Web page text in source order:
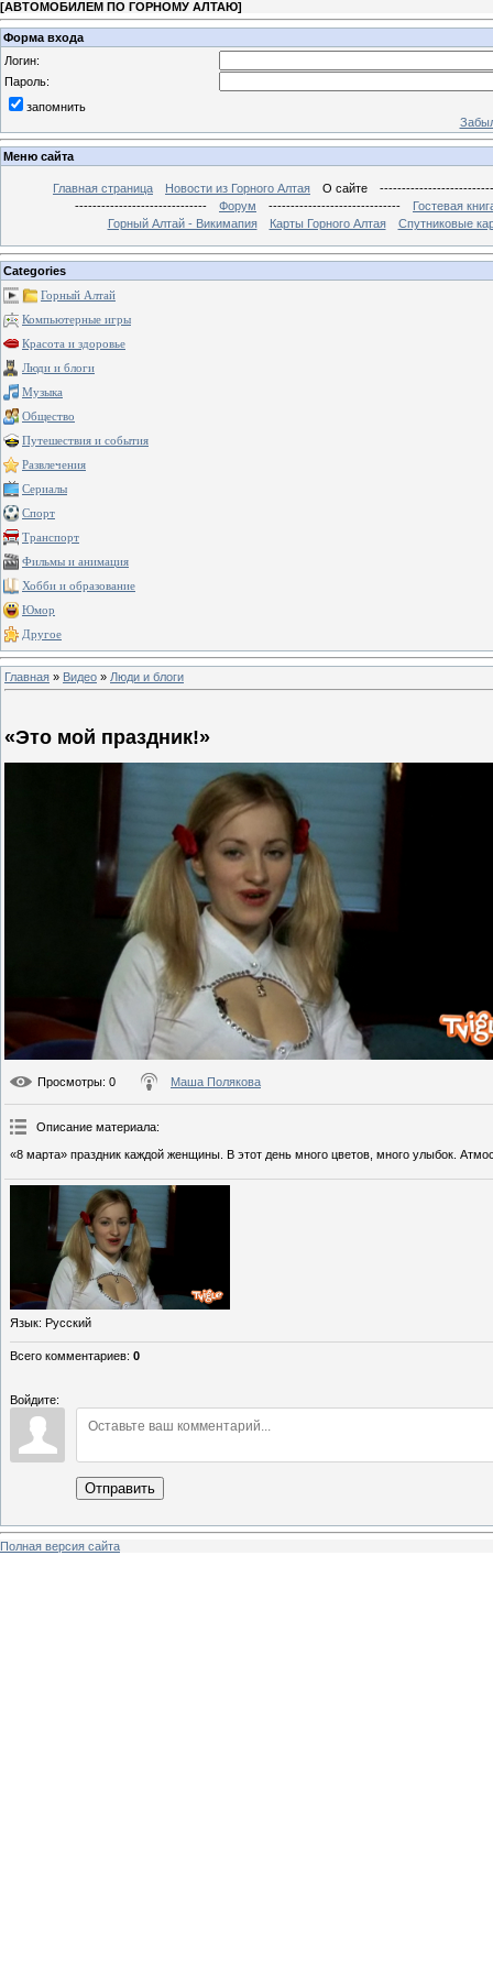
[АВТОМОБИЛЕМ ПО ГОРНОМУ АЛТАЮ]
Форма входа
Логин:
Пароль:
запомнить
Меню сайта
Главная страница Новости из Горного Алтая О сайте
------------------------------
Форум ------------------------------
Гостевая
Горный Алтай - Викимапия
Карты Горного Алтая Спутниковые
Categories
Горный Алтай
Компьютерные игры
Красота и здоровье
Люди и блоги
Музыка
Общество
Путешествия и события
Развлечения
Сериалы
Спорт
Транспорт
Фильмы и анимация
Хобби и образование
Юмор
Другое
Главная » Видео » Люди и блоги
«Это мой праздник!»
Просмотры: 0 Маша Полякова
Описание материала:
«8 марта» праздник каждой женщины. В этот день много цветов, много улыбок.
Язык: Русский
Всего комментариев: 0
Войдите:
Отправить
Полная версия сайта